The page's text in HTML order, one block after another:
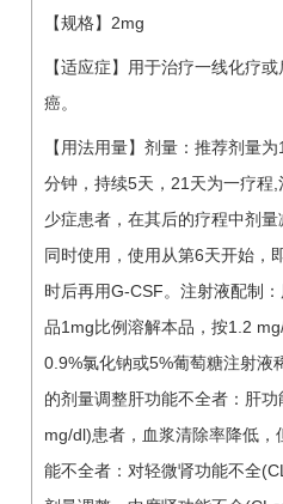
【规格】2mg
【适应症】用于治疗一线化疗
癌。
【用法用量】剂量：推荐剂量
分钟，持续5天，21天为一疗程
少症患者，在其后的疗程中剂
同时使用，使用从第6天开始，
时后再用G-CSF。注射液配制
品1mg比例溶解本品，按1.2
0.9%氯化钠或5%葡萄糖注射液
的剂量调整肝功能不全者：肝
mg/dl)患者，血浆清除率降低，
能不全者：对轻微肾功能不全